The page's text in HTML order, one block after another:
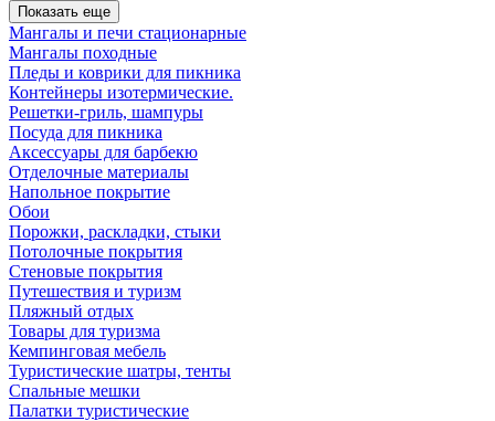
Показать еще
Мангалы и печи стационарные
Мангалы походные
Пледы и коврики для пикника
Контейнеры изотермические.
Решетки-гриль, шампуры
Посуда для пикника
Аксессуары для барбекю
Отделочные материалы
Напольное покрытие
Обои
Порожки, раскладки, стыки
Потолочные покрытия
Стеновые покрытия
Путешествия и туризм
Пляжный отдых
Товары для туризма
Кемпинговая мебель
Туристические шатры, тенты
Спальные мешки
Палатки туристические